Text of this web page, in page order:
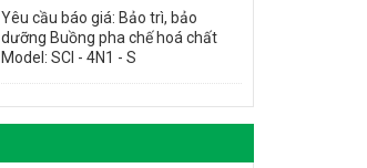
Yêu cầu báo giá: Bảo trì, bảo
dưỡng Buồng pha chế hoá chất
Model: SCI - 4N1 - S